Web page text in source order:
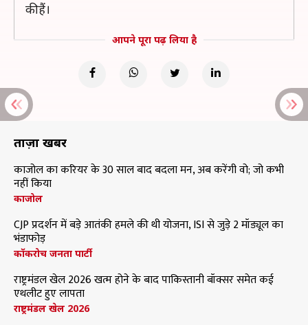
की हैं।
आपने पूरा पढ़ लिया है
ताज़ा खबरें
काजोल का करियर के 30 साल बाद बदला मन, अब करेंगी वो; जो कभी
नहीं किया
काजोल
CJP प्रदर्शन में बड़े आतंकी हमले की थी योजना, ISI से जुड़े 2 मॉड्यूल का
भंडाफोड़
कॉकरोच जनता पार्टी
राष्ट्रमंडल खेल 2026 खत्म होने के बाद पाकिस्तानी बॉक्सर समेत कई
एथलीट हुए लापता
राष्ट्रमंडल खेल 2026